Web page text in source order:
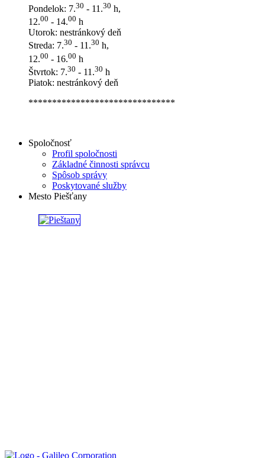
Pondelok: 7.30 - 11.30 h,
12.00 - 14.00 h
Utorok: nestránkový deň
Streda: 7.30 - 11.30 h,
12.00 - 16.00 h
Štvrtok: 7.30 - 11.30 h
Piatok: nestránkový deň
*******************************
Spoločnosť
Profil spoločnosti
Základné činnosti správcu
Spôsob správy
Poskytované služby
Mesto Piešťany